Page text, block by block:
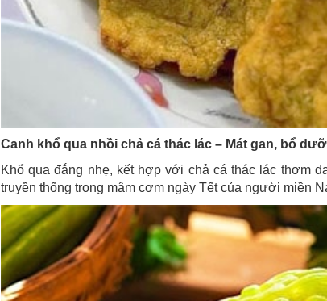
Canh khổ qua nhồi chả cá thác lác – Mát gan, bổ
Khổ qua đắng nhẹ, kết hợp với chả cá thác lác thơm
truyền thống trong mâm cơm ngày Tết của người miền